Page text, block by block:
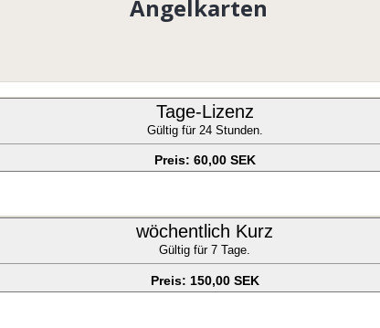
Angelkarten
Tage-Lizenz
Gültig für 24 Stunden.
Preis: 60,00 SEK
wöchentlich Kurz
Gültig für 7 Tage.
Preis: 150,00 SEK